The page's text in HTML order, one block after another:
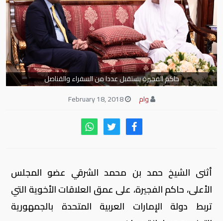
حاكم الفجيرة يستقبل عددا من السفراء والقناصل
وام
February 18, 2018
أثنى الشيخ حمد بن محمد الشرقي عضو المجلس
الأعلى، حاكم الفجيرة، على عمق العلاقات الأخوية التي
تربط دولة الإمارات العربية المتحدة بالجمهورية